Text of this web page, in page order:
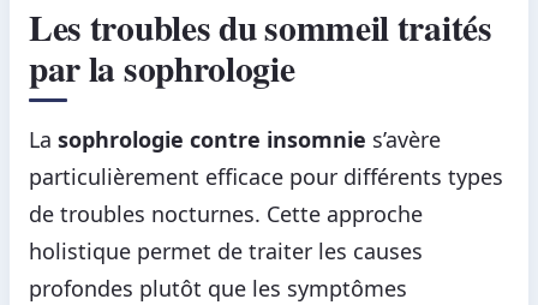
Les troubles du sommeil traités
par la sophrologie
La sophrologie contre insomnie s’avère
particulièrement efficace pour différents types
de troubles nocturnes. Cette approche
holistique permet de traiter les causes
profondes plutôt que les symptômes